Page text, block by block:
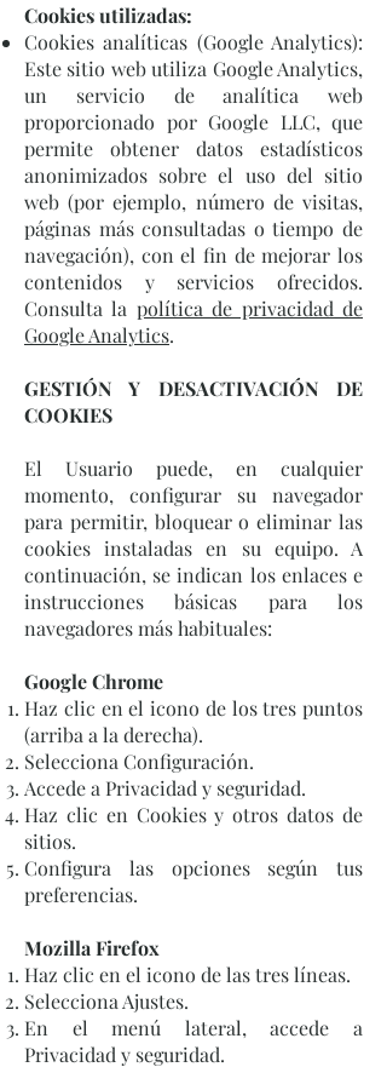
Cookies utilizadas:
Cookies analíticas (Google Analytics):
Este sitio web utiliza Google Analytics,
un servicio de analítica web
proporcionado por Google LLC, que
permite obtener datos estadísticos
anonimizados sobre el uso del sitio
web (por ejemplo, número de visitas,
páginas más consultadas o tiempo de
navegación), con el fin de mejorar los
contenidos y servicios ofrecidos.
Consulta la política de privacidad de
Google Analytics.
GESTIÓN Y DESACTIVACIÓN DE
COOKIES
El Usuario puede, en cualquier
momento, configurar su navegador
para permitir, bloquear o eliminar las
cookies instaladas en su equipo. A
continuación, se indican los enlaces e
instrucciones básicas para los
navegadores más habituales:
Google Chrome
Haz clic en el icono de los tres puntos
(arriba a la derecha).
Selecciona Configuración.
Accede a Privacidad y seguridad.
Haz clic en Cookies y otros datos de
sitios.
Configura las opciones según tus
preferencias.
Mozilla Firefox
Haz clic en el icono de las tres líneas.
Selecciona Ajustes.
En el menú lateral, accede a
Privacidad y seguridad.